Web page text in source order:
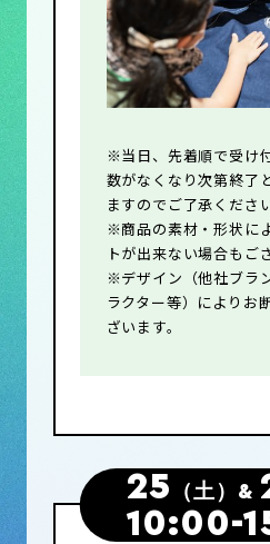
※当日、先着順で受け
数がなくなり次第終了
ますのでご了承ください
※商品の素材・形状に
トが出来ない場合もご
※デザイン（他社ブラ
ラクター等）によりお
ざいます。
25 （土） &
10:00-